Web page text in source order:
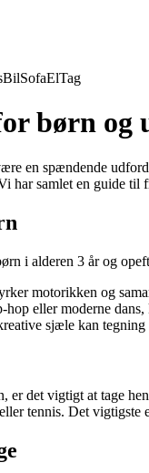
BilSofaElTag
børn og
en spændende
har samlet en guide
i alderen 3 år og
motorikken og
hop eller moderne
sjæle kan
det vigtigt at tage
tennis. Det vigtigste